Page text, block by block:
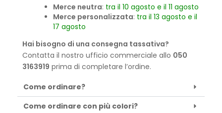
Merce neutra: tra il 10 agosto e il 11 agosto
Merce personalizzata: tra il 13 agosto e il
17 agosto
Hai bisogno di una consegna tassativa?
Contatta il nostro ufficio commerciale allo 050
3163919 prima di completare l’ordine.
Come ordinare?
Come ordinare con più colori?